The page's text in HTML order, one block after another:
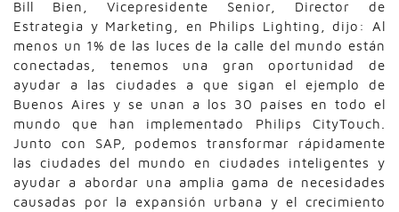
Bill Bien, Vicepresidente Senior, Director de
Estrategia y Marketing, en Philips Lighting, dijo: Al
menos un 1% de las luces de la calle del mundo están
conectadas, tenemos una gran oportunidad de
ayudar a las ciudades a que sigan el ejemplo de
Buenos Aires y se unan a los 30 países en todo el
mundo que han implementado Philips CityTouch.
Junto con SAP, podemos transformar rápidamente
las ciudades del mundo en ciudades inteligentes y
ayudar a abordar una amplia gama de necesidades
causadas por la expansión urbana y el crecimiento